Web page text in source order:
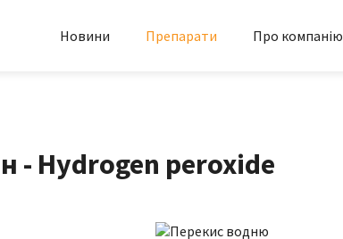
Новини Препарати Про компанію
- Hydrogen peroxide